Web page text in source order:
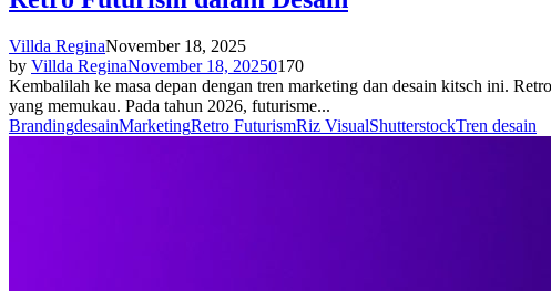
Villda ReginaNovember 18, 2025
by Villda ReginaNovember 18, 20250170
Kembalilah ke masa depan dengan tren marketing dan desain kitsch ini.
yang memukau. Pada tahun 2026, futurisme...
BrandingdesainMarketingRetro FuturismRiz VisualShutterstockTren desain